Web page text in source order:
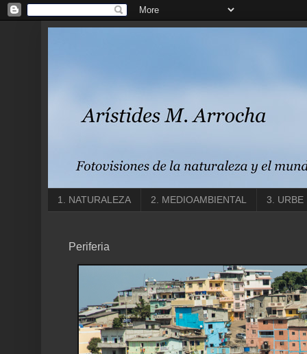
1. NATURALEZA 2. MEDIOAMBIENTAL 3. URBE
Periferia